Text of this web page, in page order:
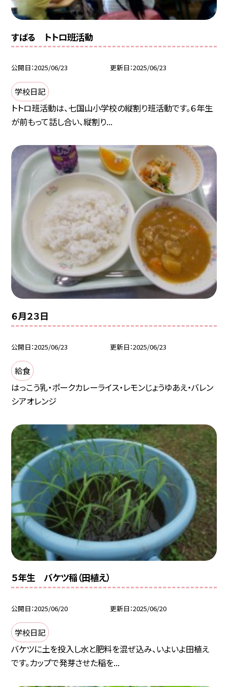
すばる トトロ班活動
公開日 2025/06/23 更新日 2025/06/23
学校日記
トトロ班活動は、七国山小学校の縦割り班活動です。６年生
が前もって話し合い、縦割り...
６月２３日
公開日 2025/06/23 更新日 2025/06/23
給食
はっこう乳・ポークカレーライス・レモンじょうゆあえ・バレン
シアオレンジ
５年生 バケツ稲（田植え）
公開日 2025/06/20 更新日 2025/06/20
学校日記
バケツに土を投入し水と肥料を混ぜ込み、いよいよ田植え
です。カップで発芽させた稲を...